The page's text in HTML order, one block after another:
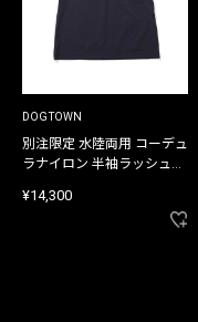
DOGTOWN
別注限定 水陸両用 コーデュ
ラナイロン 半袖ラッシュガ
¥14,300